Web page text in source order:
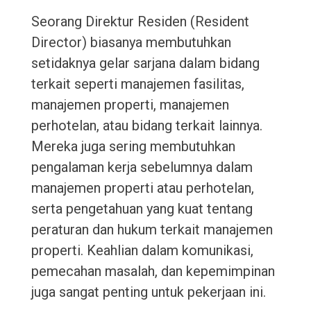
Seorang Direktur Residen (Resident
Director) biasanya membutuhkan
setidaknya gelar sarjana dalam bidang
terkait seperti manajemen fasilitas,
manajemen properti, manajemen
perhotelan, atau bidang terkait lainnya.
Mereka juga sering membutuhkan
pengalaman kerja sebelumnya dalam
manajemen properti atau perhotelan,
serta pengetahuan yang kuat tentang
peraturan dan hukum terkait manajemen
properti. Keahlian dalam komunikasi,
pemecahan masalah, dan kepemimpinan
juga sangat penting untuk pekerjaan ini.